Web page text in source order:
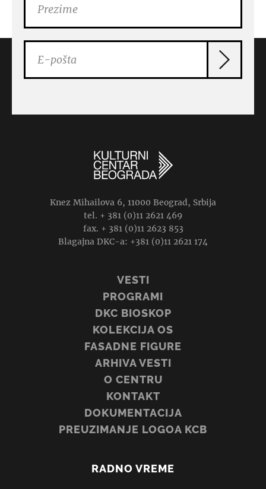
Knez Mihailova 6, 11000 Beograd, Srbija
tel. + 381 (0)11 2621 469
fax. + 381 (0)11 2623 853
Blagajna DKC-a: +381 (0)11 2621 174
VESTI
PROGRAMI
DKC BIOSKOP
KOLEKCIJA OS
FASADNE FIGURE
ARHIVA VESTI
O CENTRU
KONTAKT
DOKUMENTACIJA
PREUZIMANJE LOGOA KCB
RADNO VREME